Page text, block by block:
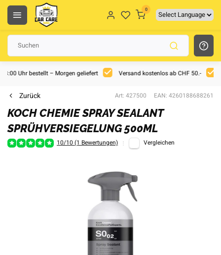
0
Uhr bestellt – Morgen geliefert Versand kostenlos ab CHF 50.-
Zurück Art: 427500 EAN: 4260188688261
KOCH CHEMIE SPRAY SEALANT
SPRÜHVERSIEGELUNG 500ML
10/10 (1 Bewertungen) Vergleichen